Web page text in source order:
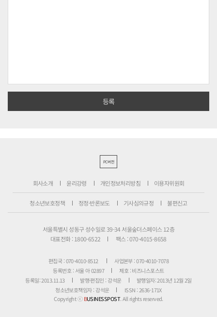
PC버전
회사소개 윤리강령 개인정보처리방침 이용자위원회
청소년보호정책 정정·반론보도 기사심의규정 불편신고
서울특별시 성동구 성수일로 39-34 서울숲더스페이스 12층
대표전화 : 1800-6522
팩스 : 070-4015-8658
편집국 : 070-4010-8512
사업본부 : 070-4010-7078
등록번호 : 서울 아 02897
제호 : 비즈니스포스트
등록일: 2013.11.13
발행·편집인 : 강석운
발행일자: 2013년 12월 2일
청소년보호책임자 : 강석운
ISSN : 2636-171X
Copyright ⓒBUSINESSPOST. All rights reserved.